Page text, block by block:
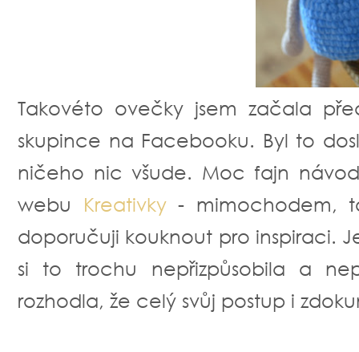
Takovéto ovečky jsem začala
skupince na Facebooku. Byl to
ničeho nic všude. Moc fajn
webu Kreativky- mimochodem,
doporučuji kouknout pro inspiraci.
si to trochu nepřizpůsobila a
rozhodla, že celý svůj postup i